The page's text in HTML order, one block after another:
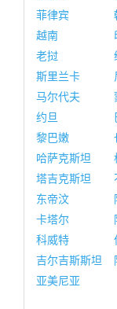
菲律宾
越南
老挝
斯里兰卡
马尔代夫
约旦
黎巴嫩
哈萨克斯坦
塔吉克斯坦
东帝汶
卡塔尔
科威特
吉尔吉斯斯坦
亚美尼亚